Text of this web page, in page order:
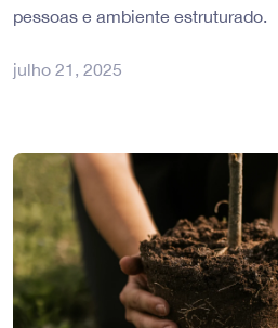
pessoas e ambiente estruturado.
julho 21, 2025